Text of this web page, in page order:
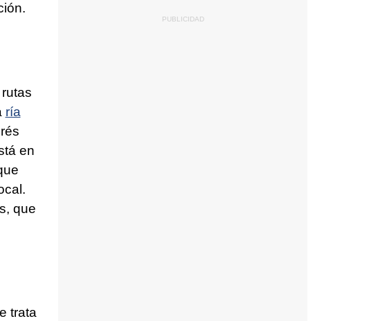
ría
en
que
trata